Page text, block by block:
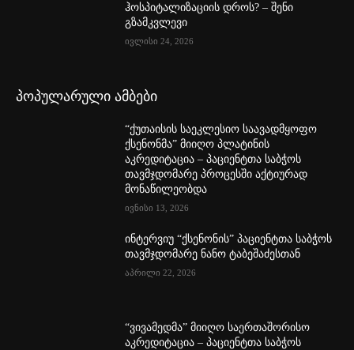
ჰოსპიტალიზაციის დროს? – შენი
გზამკვლევი
ივლისი 24, 2026
პოპულარული ამბები
“ქუთაისის საეკლესიო საავადმყოფო
ქსენონმა” მიიღო პლატინის
აკრედიტაცია – პაციენტთა საბჭოს
თავმჯდომარე პროცესში აქტიურად
მონაწილეობდა
ივნისი 13, 2026
ინტერვიუ “ქსენონის” პაციენტთა საბჭოს
თავმჯდომარე ნანო ტაბეშაძესთან
აპრილი 22, 2026
“ვივამედმა” მიიღო საერთაშორისო
აკრედიტაცია – პაციენტთა საბჭოს